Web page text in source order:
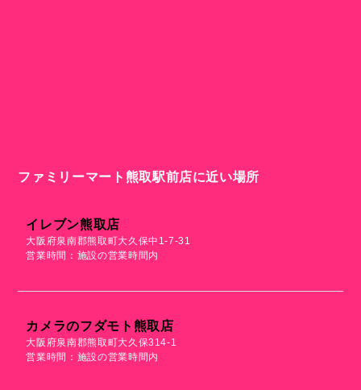
ファミリーマート熊取駅前店に近い場所
イレブン熊取店
大阪府泉南郡熊取町大久保中1-7-31
営業時間：施設の営業時間内
カメラのフダモト熊取店
大阪府泉南郡熊取町大久保314-1
営業時間：施設の営業時間内